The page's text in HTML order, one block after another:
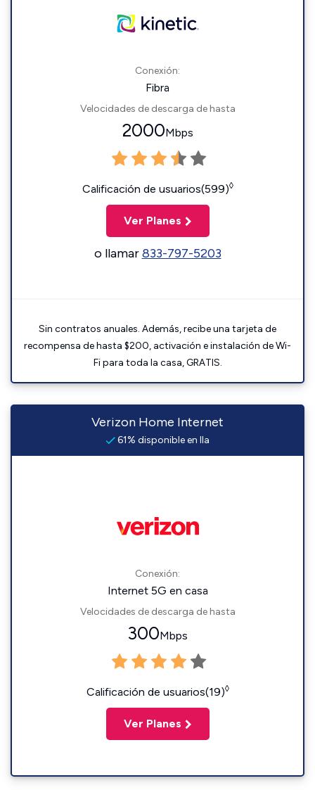
Conexión:
Fibra
Velocidades de descarga de hasta
2000Mbps
Calificación de usuarios(599)◊
Ver Planes
o llamar833-797-5203
Sin contratos anuales. Además, recibe una tarjeta de
recompensa de hasta $200, activación e instalación de Wi-
Fi para toda la casa, GRATIS.
Verizon Home Internet
61% disponible en Ila
Conexión:
Internet 5G en casa
Velocidades de descarga de hasta
300Mbps
Calificación de usuarios(19)◊
Ver Planes